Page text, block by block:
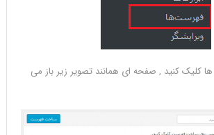
کلیک کنید , صفحه ای همانند تصویر زیر باز می